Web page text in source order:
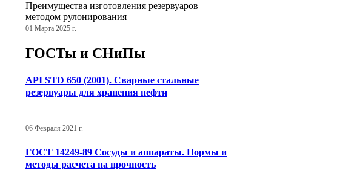
Преимущества изготовления резервуаров
методом рулонирования
01 Марта 2025 г.
ГОСТы и СНиПы
API STD 650 (2001). Сварные стальные
резервуары для хранения нефти
06 Февраля 2021 г.
ГОСТ 14249-89 Сосуды и аппараты. Нормы и
методы расчета на прочность